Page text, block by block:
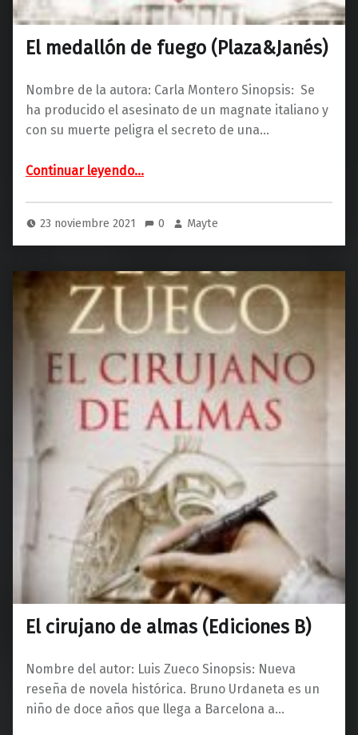
El medallón de fuego (Plaza&Janés)
Nombre de la autora: Carla Montero Sinopsis: Se
ha producido el asesinato de un magnate italiano y
con su muerte peligra el secreto de una…
Continuar leyendo…
23 noviembre 2021 0 Mayte
El cirujano de almas (Ediciones B)
Nombre del autor: Luis Zueco Sinopsis: Nueva
reseña de novela histórica. Bruno Urdaneta es un
niño de doce años que llega a Barcelona a…